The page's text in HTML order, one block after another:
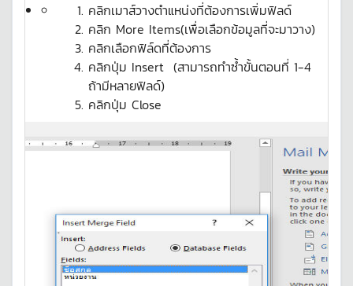
คลิกเมาส์วางตำแหน่งที่ต้องการเพิ่มฟิลด์
คลิก More Items(เพื่อเลือกข้อมูลที่จะมาวาง)
คลิกเลือกฟิล์ดที่ต้องการ
คลิกปุ่ม Insert (สามารถทำซ้ำขั้นตอนที่ 1-4
ถ้ามีหลายฟิลด์)
คลิกปุ่ม Close